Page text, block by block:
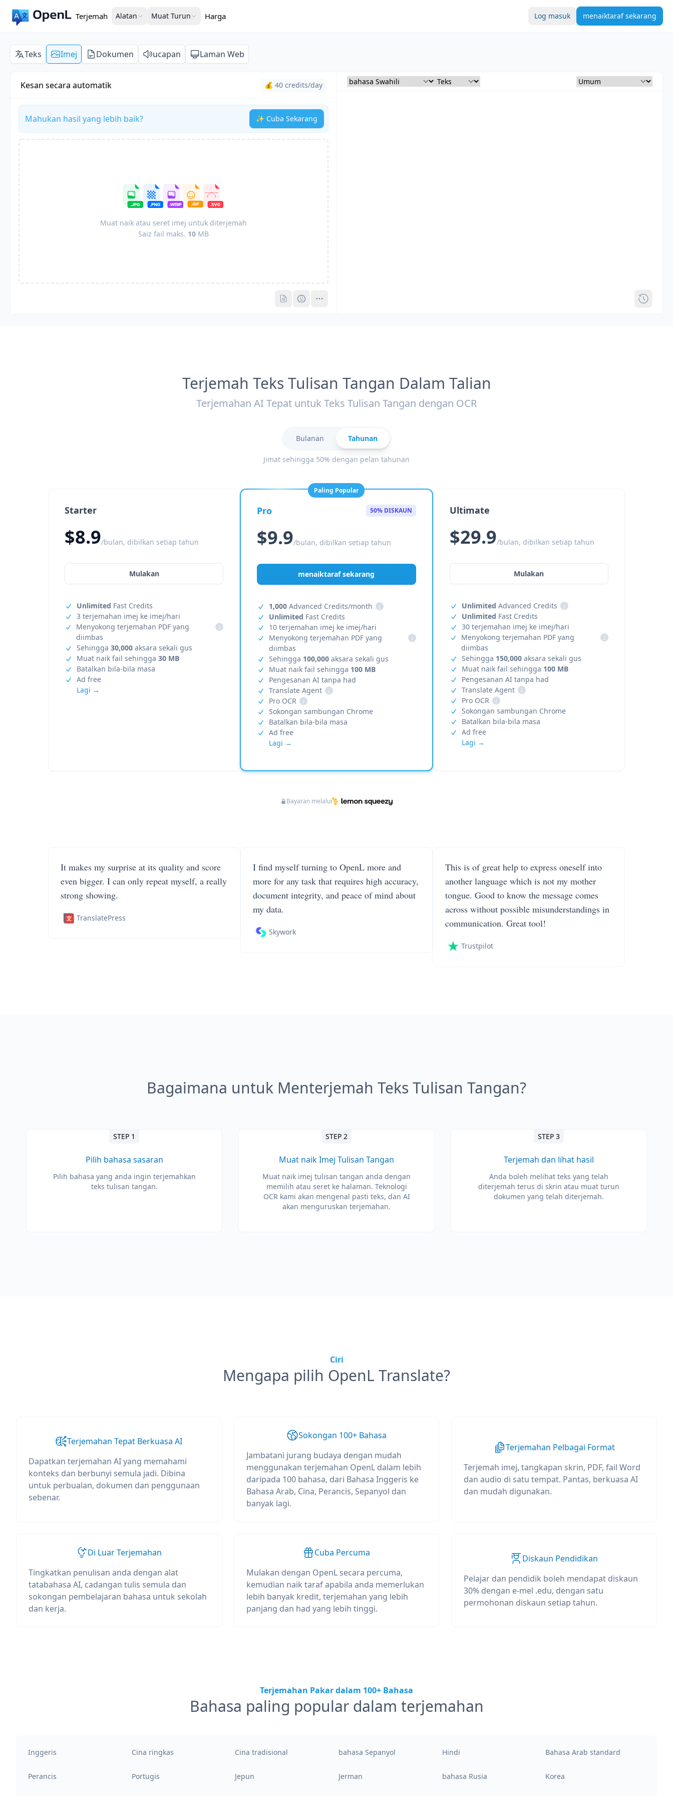
Terjemah Alatan Muat Turun Harga Log masuk menaiktaraf sekarang
Teks Imej Dokumen ucapan Laman Web
Kesan secara automatik 💰 40 credits/day
Mahukan hasil yang lebih baik? ✨ Cuba Sekarang
Muat naik atau seret imej untuk diterjemah
Saiz fail maks. 10MB
Terjemah Teks Tulisan Tangan Dalam Talian
Terjemahan AI Tepat untuk Teks Tulisan Tangan dengan OCR
Bulanan Tahunan
Jimat sehingga 50% dengan pelan tahunan
Starter
$8.9/bulan, dibilkan setiap tahun
Mulakan
Unlimited Fast Credits
3 terjemahan imej ke imej/hari
Menyokong terjemahan PDF yang
diimbas
i
Sehingga 30,000 aksara sekali gus
Muat naik fail sehingga 30 MB
Batalkan bila-bila masa
Ad free
Lagi →
Paling Popular
Pro 50% DISKAUN
$9.9/bulan, dibilkan setiap tahun
menaiktaraf sekarang
1,000 Advanced Credits/month
i
Unlimited Fast Credits
10 terjemahan imej ke imej/hari
Menyokong terjemahan PDF yang
diimbas
i
Sehingga 100,000 aksara sekali gus
Muat naik fail sehingga 100 MB
Pengesanan AI tanpa had
Translate Agent
i
Pro OCR
i
Sokongan sambungan Chrome
Batalkan bila-bila masa
Ad free
Lagi →
Ultimate
$29.9/bulan, dibilkan setiap tahun
Mulakan
Unlimited Advanced Credits
i
Unlimited Fast Credits
30 terjemahan imej ke imej/hari
Menyokong terjemahan PDF yang
diimbas
i
Sehingga 150,000aksara sekali gus
Muat naik fail sehingga 100 MB
Pengesanan AI tanpa had
Translate Agent
i
Pro OCR
i
Sokongan sambungan Chrome
Batalkan bila-bila masa
Ad free
Lagi →
Bayaran melalui
It makes my surprise at its quality and score
even bigger. I can only repeat myself, a really
strong showing.
TranslatePress
I find myself turning to OpenL more and
more for any task that requires high accuracy,
document integrity, and peace of mind about
my data.
Skywork
This is of great help to express oneself into
another language which is not my mother
tongue. Good to know the message comes
across without possible misunderstandings in
communication. Great tool!
Trustpilot
Bagaimana untuk Menterjemah Teks Tulisan Tangan?
STEP 1
Pilih bahasa sasaran
Pilih bahasa yang anda ingin terjemahkan
teks tulisan tangan.
STEP 2
Muat naik Imej Tulisan Tangan
Muat naik imej tulisan tangan anda dengan
memilih atau seret ke halaman. Teknologi
OCR kami akan mengenal pasti teks, dan AI
akan menguruskan terjemahan.
STEP 3
Terjemah dan lihat hasil
Anda boleh melihat teks yang telah
diterjemah terus di skrin atau muat turun
dokumen yang telah diterjemah.
Ciri
Mengapa pilih OpenL Translate?
Terjemahan Tepat Berkuasa AI
Dapatkan terjemahan AI yang memahami
konteks dan berbunyi semula jadi. Dibina
untuk perbualan, dokumen dan penggunaan
sebenar.
Sokongan 100+ Bahasa
Jambatani jurang budaya dengan mudah
menggunakan terjemahan OpenL dalam lebih
daripada 100 bahasa, dari Bahasa Inggeris ke
Bahasa Arab, Cina, Perancis, Sepanyol dan
banyak lagi.
Terjemahan Pelbagai Format
Terjemah imej, tangkapan skrin, PDF, fail Word
dan audio di satu tempat. Pantas, berkuasa AI
dan mudah digunakan.
Di Luar Terjemahan
Tingkatkan penulisan anda dengan alat
tatabahasa AI, cadangan tulis semula dan
sokongan pembelajaran bahasa untuk sekolah
dan kerja.
Cuba Percuma
Mulakan dengan OpenL secara percuma,
kemudian naik taraf apabila anda memerlukan
lebih banyak kredit, terjemahan yang lebih
panjang dan had yang lebih tinggi.
Diskaun Pendidikan
Pelajar dan pendidik boleh mendapat diskaun
30% dengan e-mel .edu, dengan satu
permohonan diskaun setiap tahun.
Terjemahan Pakar dalam 100+ Bahasa
Bahasa paling popular dalam terjemahan
Inggeris Cina ringkas Cina tradisional bahasa Sepanyol Hindi Bahasa Arab standard
Perancis Portugis Jepun Jerman bahasa Rusia Korea